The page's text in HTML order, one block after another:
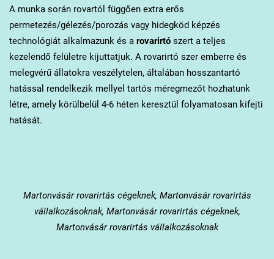
A munka során rovartól függően extra erős
permetezés/gélezés/porozás vagy hidegköd képzés
technológiát alkalmazunk és a rovarirtószert a teljes
kezelendő felületre kijuttatjuk. A rovarirtó szer emberre és
melegvérű állatokra veszélytelen, általában hosszantartó
hatással rendelkezik mellyel tartós méregmezőt hozhatunk
létre, amely körülbelül 4-6 héten keresztül folyamatosan kifejti
hatását.
Martonvásárrovarirtás cégeknek, Martonvásár rovarirtás
vállalkozásoknak, Martonvásár rovarirtás cégeknek,
Martonvásár rovarirtás vállalkozásoknak